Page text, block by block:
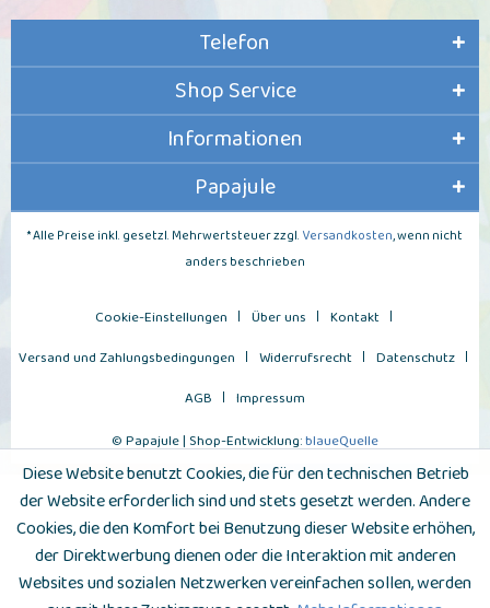
Telefon
Shop Service
Informationen
Papajule
* Alle Preise inkl. gesetzl. Mehrwertsteuer zzgl. Versandkosten, wenn nicht
anders beschrieben
Cookie-Einstellungen Über uns
Kontakt
Versand und Zahlungsbedingungen
Widerrufsrecht
Datenschutz
AGB
Impressum
© Papajule | Shop-Entwicklung:blaueQuelle
Diese Website benutzt Cookies, die für den technischen Betrieb
der Website erforderlich sind und stets gesetzt werden. Andere
Cookies, die den Komfort bei Benutzung dieser Website erhöhen,
der Direktwerbung dienen oder die Interaktion mit anderen
Websites und sozialen Netzwerken vereinfachen sollen, werden